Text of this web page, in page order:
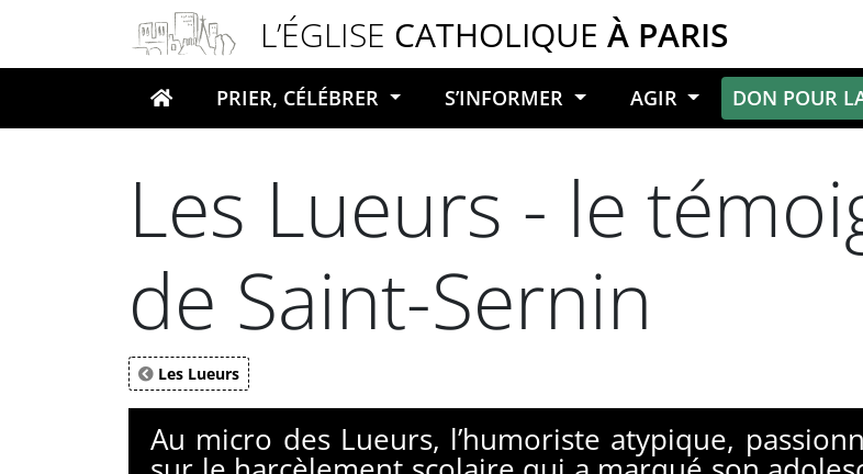
L’ÉGLISE CATHOLIQUE À PARIS
Votre recherche
PRIER, CÉLÉBRER S’INFORMER AGIR DON POUR
Les Lueurs - le
de Saint-Sernin
Les Lueurs
Au micro des Lueurs, l’humoriste atypique,
Panneau de gestion des cookies